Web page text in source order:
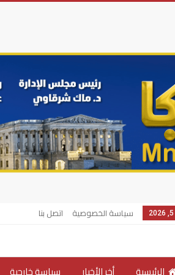
سياسة الخصوصية اتصل بنا